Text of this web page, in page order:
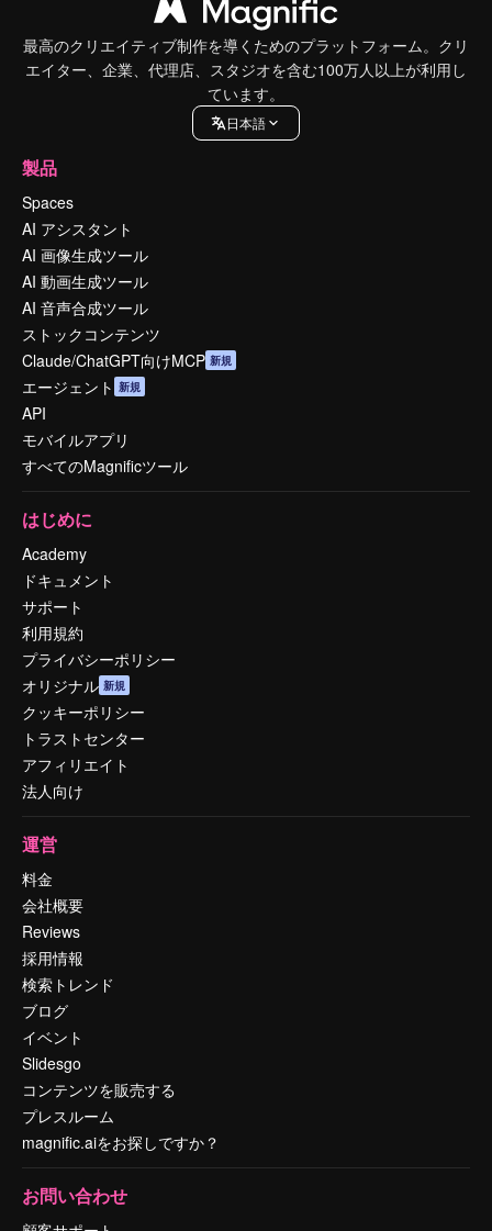
最高のクリエイティブ制作を導くためのプラットフォーム。クリ
エイター、企業、代理店、スタジオを含む100万人以上が利用し
ています。
日本語
製品
Spaces
AI アシスタント
AI 画像生成ツール
AI 動画生成ツール
AI 音声合成ツール
ストックコンテンツ
Claude/ChatGPT向けMCP 新規
エージェント 新規
API
モバイルアプリ
すべてのMagnificツール
はじめに
Academy
ドキュメント
サポート
利用規約
プライバシーポリシー
オリジナル 新規
クッキーポリシー
トラストセンター
アフィリエイト
法人向け
運営
料金
会社概要
Reviews
採用情報
検索トレンド
ブログ
イベント
Slidesgo
コンテンツを販売する
プレスルーム
magnific.aiをお探しですか？
お問い合わせ